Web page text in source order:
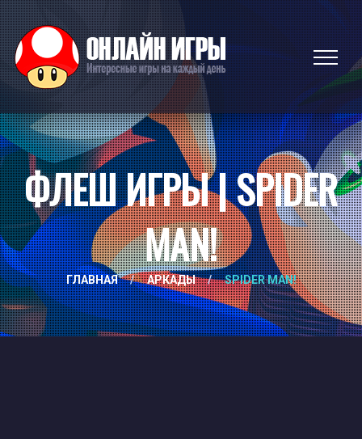
ФЛЕШ ИГРЫ | SPIDER
MAN!
ГЛАВНАЯ / АРКАДЫ / SPIDER MAN!